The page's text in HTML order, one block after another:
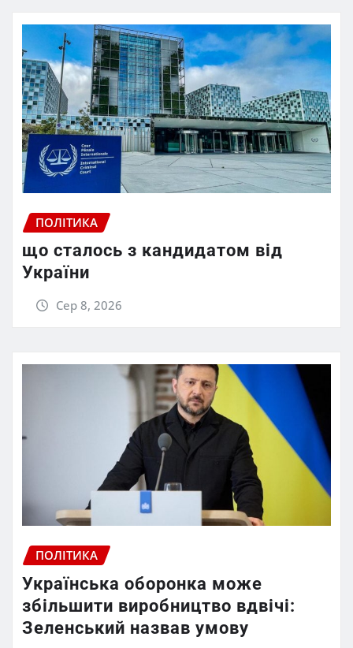
ПОЛІТИКА
що сталось з кандидатом від
України
Сер 8, 2026
ПОЛІТИКА
Українська оборонка може
збільшити виробництво вдвічі:
Зеленський назвав умову